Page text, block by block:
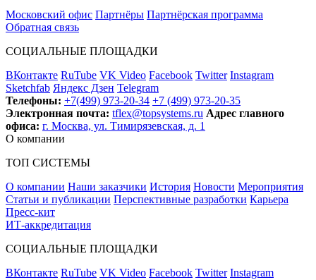
Московский офис Партнёры Партнёрская программа
Обратная связь
СОЦИАЛЬНЫЕ ПЛОЩАДКИ
ВКонтакте RuTube VK Video Facebook Twitter Instagram
Sketchfab Яндекс Дзен Telegram
Телефоны: +7(499) 973-20-34 +7 (499) 973-20-35
Электронная почта: tflex@topsystems.ru Адрес главного
офиса: г. Москва, ул. Тимирязевская, д. 1
О компании
ТОП СИСТЕМЫ
О компании Наши заказчики История Новости Мероприятия
Статьи и публикации Перспективные разработки Карьера
Пресс-кит
ИТ-аккредитация
СОЦИАЛЬНЫЕ ПЛОЩАДКИ
ВКонтакте RuTube VK Video Facebook Twitter Instagram